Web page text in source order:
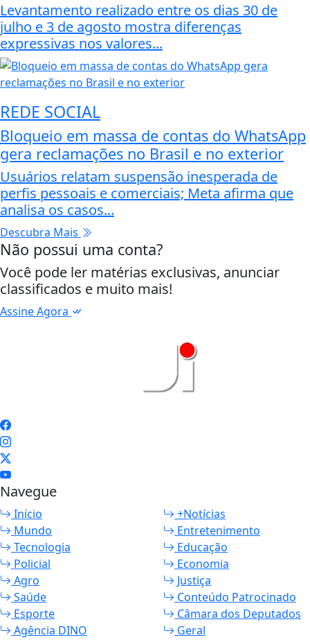
Levantamento realizado entre os dias 30 de
julho e 3 de agosto mostra diferenças
expressivas nos valores...
REDE SOCIAL
Bloqueio em massa de contas do WhatsApp
gera reclamações no Brasil e no exterior
Usuários relatam suspensão inesperada de
perfis pessoais e comerciais; Meta afirma que
analisa os casos...
Descubra Mais
Não possui uma conta?
Você pode ler matérias exclusivas, anunciar
classificados e muito mais!
Assine Agora
Navegue
Início
+Notícias
Mundo
Entretenimento
Tecnologia
Educação
Policial
Economia
Agro
Justiça
Saúde
Conteúdo Patrocinado
Esporte
Câmara dos Deputados
Agência DINO
Geral